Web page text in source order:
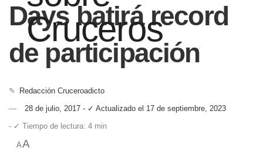
Days batirá record
de participación
✎
Redacción Cruceroadicto
28 de julio, 2017 - ✓ Actualizado el 17 de septiembre, 2023
- ✓ Tiempo de lectura: 4 min
AA